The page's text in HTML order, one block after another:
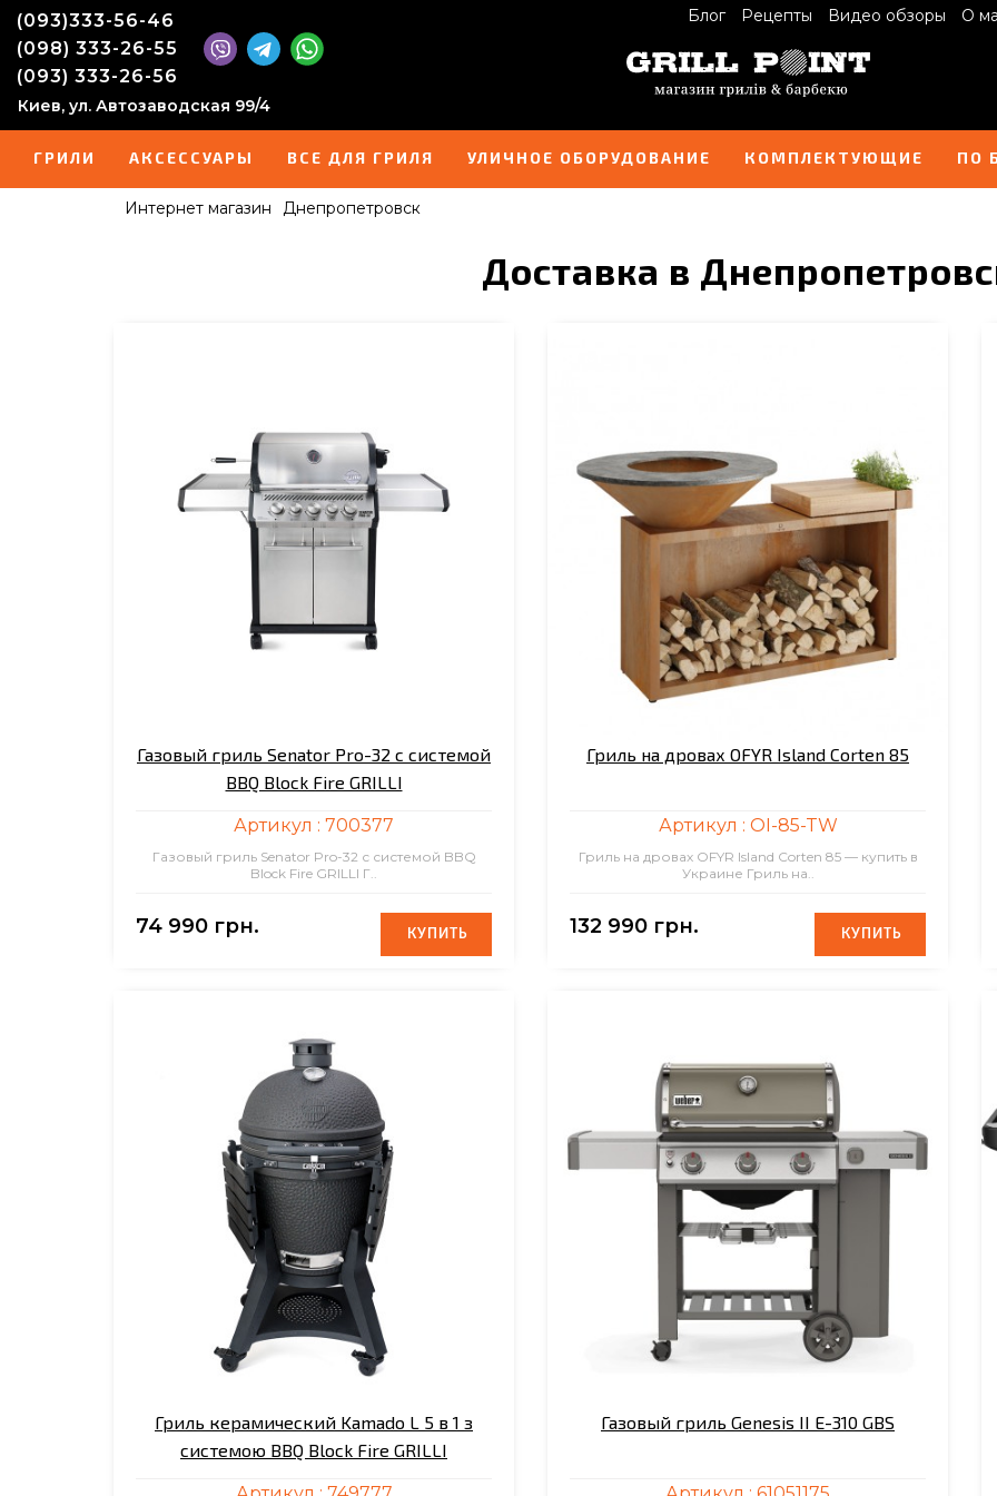
Блог Рецепты Видео обзоры О
(093)333-56-46
(098) 333-26-55
(093) 333-26-56
Киев, ул. Автозаводская 99/4
ГРИЛИ АКСЕССУАРЫ ВСЕ ДЛЯ ГРИЛЯ УЛИЧНОЕ ОБОРУДОВАНИЕ КОМПЛЕКТУЮЩИЕ ПО
Интернет магазин Днепропетровск
Доставка в
Газовый гриль Senator Pro-32 с системой
BBQ Block Fire GRILLI
Артикул : 700377
Газовый гриль Senator Pro-32 с системой BBQ
Block Fire GRILLI Г..
74 990 грн. КУПИТЬ
КУПИТЬ
Гриль на дровах OFYR Island Corten 85
Артикул : OI-85-TW
Гриль на дровах OFYR Island Corten 85 — купить в
Украине Гриль на..
132 990 грн. КУПИТЬ
КУПИТЬ
Гриль керамический Kamado L 5 в 1 з
системою BBQ Block Fire GRILLI
Газовый гриль Genesis II E-310 GBS